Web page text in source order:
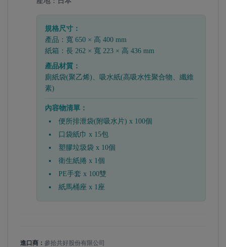
規格尺寸：
產品：寬 650 × 高 400 mm
紙箱：長 262 × 寬 223 × 高 436 mm
產品材質：
廁紙袋(聚乙烯)、吸水紙(高吸水性聚合物、纖維
素)
內容物清單：
便所排泄袋(附吸水片) x 100個
口袋紙巾 x 15包
塑膠垃圾袋 x 10個
衛生紙捲 x 1個
PE手套 x 100雙
紙馬桶座 x 1座
進口商： 參拾共好股份有限公司